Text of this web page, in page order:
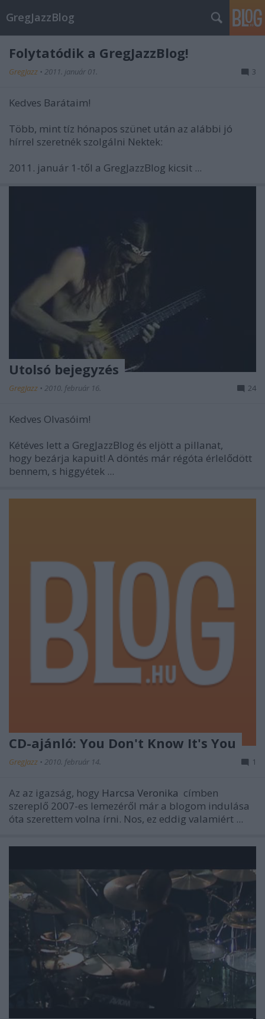
GregJazzBlog
Folytatódik a GregJazzBlog!
GregJazz • 2011. január 01. 3
Kedves Barátaim!
Több, mint tíz hónapos szünet után az alábbi jó
hírrel szeretnék szolgálni Nektek:
2011. január 1-től a GregJazzBlog kicsit ...
Utolsó bejegyzés
GregJazz • 2010. február 16. 24
Kedves Olvasóim!
Kétéves lett a GregJazzBlog és eljött a pillanat,
hogy bezárja kapuit! A döntés már régóta érlelődött
bennem, s higgyétek ...
CD-ajánló: You Don't Know It's You
GregJazz • 2010. február 14. 1
Az az igazság, hogy Harcsa Veronika címben
szereplő 2007-es lemezéről már a blogom indulása
óta szerettem volna írni. Nos, ez eddig valamiért ...